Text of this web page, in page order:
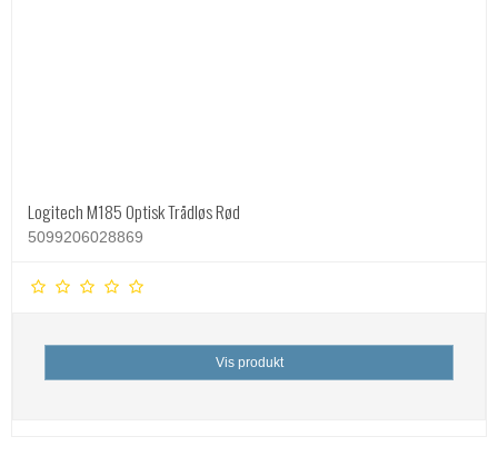
Logitech M185 Optisk Trådløs Rød
5099206028869
Vis produkt